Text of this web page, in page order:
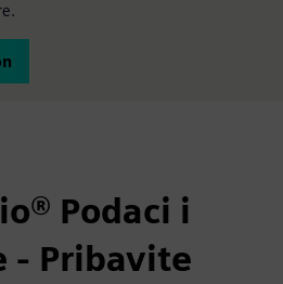
Podaci i
- Pribavite